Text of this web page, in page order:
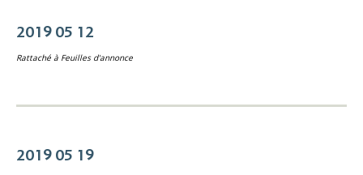
2019 05 12
Rattaché à Feuilles d'annonce
2019 05 19